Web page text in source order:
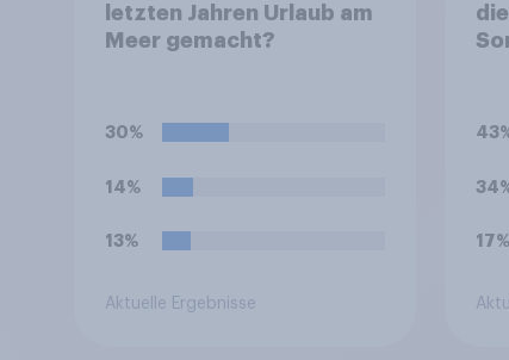
letzten Jahren Urlaub am
Meer gemacht?
30%
14%
13%
Aktuelle Ergebnisse
17%